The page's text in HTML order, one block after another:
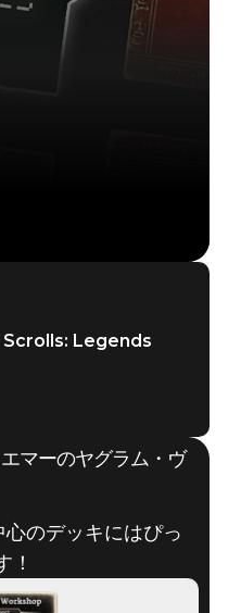
Legends
マーのヤグラム・ヴ
のデッキにはぴっ
！